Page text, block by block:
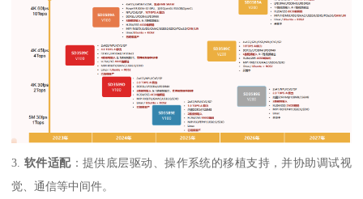
3. 软件适配：提供底层驱动、操作系统的移植支持，并协助调试视
觉、通信等中间件。